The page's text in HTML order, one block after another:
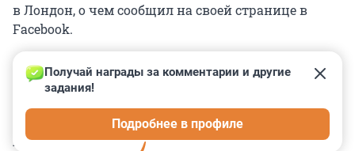
в Лондон, о чем сообщил на своей странице в
Facebook.
КОММЕНТАРИИ 60
Получай награды за комментарии и другие
задания!
Подробнее в профиле